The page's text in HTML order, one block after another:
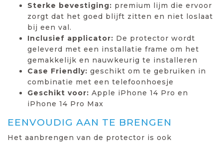
Sterke bevestiging: premium lijm die ervoor
zorgt dat het goed blijft zitten en niet loslaat
bij een val.
Inclusief applicator: De protector wordt
geleverd met een installatie frame om het
gemakkelijk en nauwkeurig te installeren
Case Friendly: geschikt om te gebruiken in
combinatie met een telefoonhoesje
Geschikt voor: Apple iPhone 14 Pro en
iPhone 14 Pro Max
EENVOUDIG AAN TE BRENGEN
Het aanbrengen van de protector is ook